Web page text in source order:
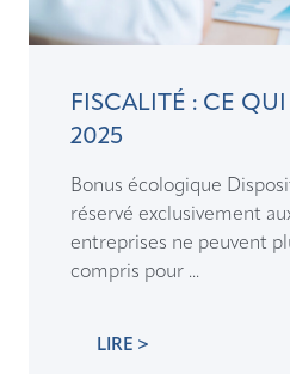
FISCALITÉ : CE
2025
Bonus écologique
réservé exclusivement
entreprises ne peuvent
compris pour ...
LIRE >